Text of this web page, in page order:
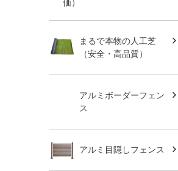
価）
まるで本物の人工芝
（安全・高品質）
アルミボーダーフェン
ス
アルミ目隠しフェンス